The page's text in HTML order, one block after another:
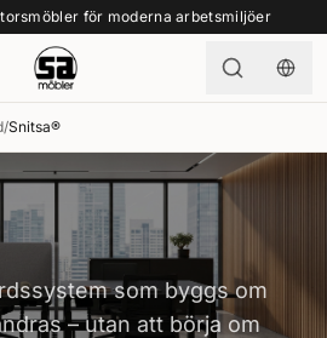
för moderna arbetsmiljöer
/Snitsa®
som byggs om
– utan att börja om